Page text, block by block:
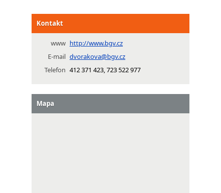
Kontakt
www http://www.bgv.cz
E-mail dvorakova@bgv.cz
Telefon 412 371 423, 723 522 977
Mapa